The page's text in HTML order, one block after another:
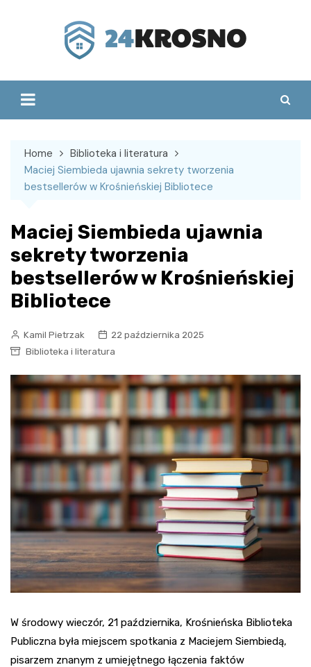
Home
Biblioteka i literatura
Maciej Siembieda ujawnia sekrety tworzenia
bestsellerów w Krośnieńskiej Bibliotece
Maciej Siembieda ujawnia
sekrety tworzenia
bestsellerów w Krośnieńskiej
Bibliotece
Kamil Pietrzak
22 października 2025
Biblioteka i literatura
W środowy wieczór, 21 października, Krośnieńska Biblioteka
Publiczna była miejscem spotkania z Maciejem Siembiedą,
pisarzem znanym z umiejętnego łączenia faktów